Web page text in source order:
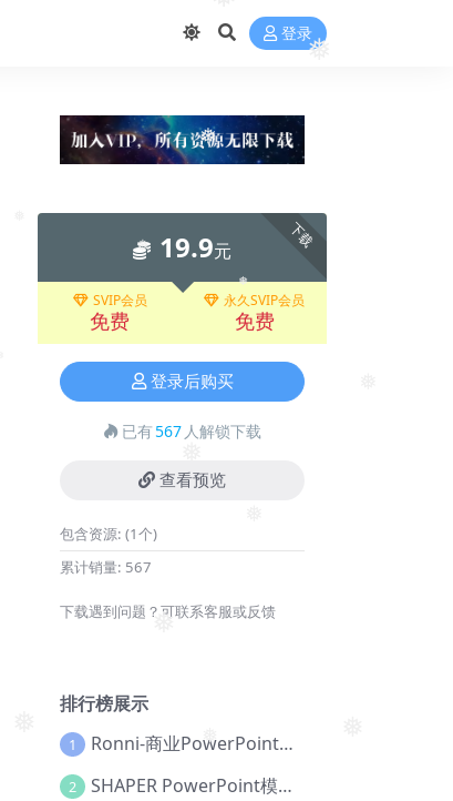
❅
❅
❅
❅
❅ 登录
下载
19.9元
SVIP会员
免费
永久SVIP会员
免费
登录后购买
已有567 人解锁下载
查看预览
包含资源: (1个)
累计销量: 567
下载遇到问题？可联系客服或反馈
排行榜展示
1 Ronni-商业PowerPoint模板【Dc-0077】
2 SHAPER PowerPoint模板【Dc-0184】